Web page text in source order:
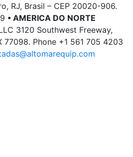
RJ, Brasil – CEP 20020-906.
• AMERICA DO NORTE
3120 Southwest Freeway,
77098. Phone +1 561 705 4203